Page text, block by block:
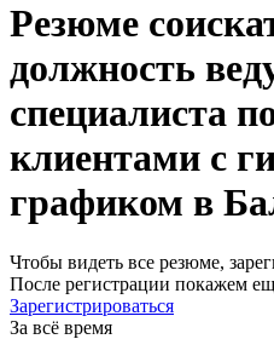
Резюме
должность
специалиста
клиентами с
графиком в
Чтобы видеть все резюме,
После регистрации покажем
Зарегистрироваться
За всё время